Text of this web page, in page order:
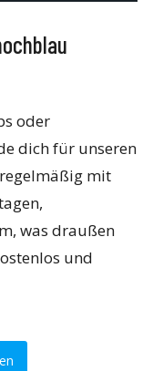
oder
dich für unseren
mit
was draußen
und